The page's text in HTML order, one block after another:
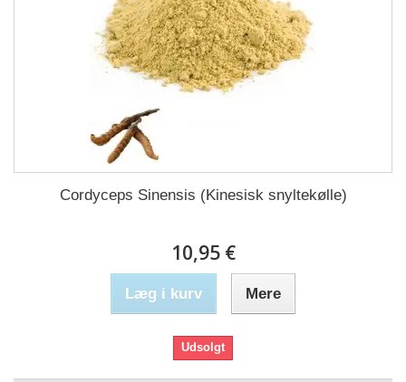
Cordyceps Sinensis (Kinesisk snyltekølle)
10,95 €
Læg i kurv Mere
Udsolgt